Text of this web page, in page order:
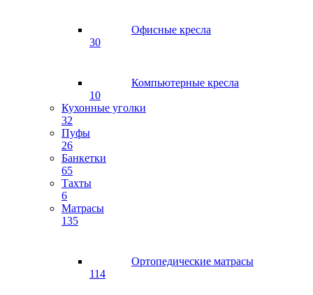
Офисные кресла
30
Компьютерные кресла
10
Кухонные уголки
32
Пуфы
26
Банкетки
65
Тахты
6
Матрасы
135
Ортопедические матрасы
114